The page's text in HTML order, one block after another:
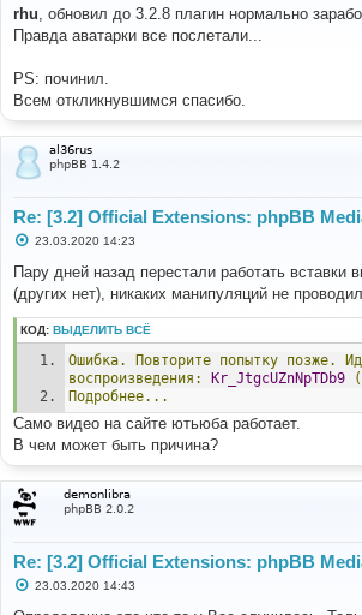
о
б
щ
и
е
rhu , обновил до 3.2.8 плагин нормально
Правда аватарки все послетали...
PS: починил.
Всем откликнувшимся спасибо.
al36rus
phpBB 1.4.2
Re: [3.2] Official Extensions: phpBB
С
о
б
щ
н
и
23.03.2020 14:23
Пару дней назад перестали работать вставки
(других нет), никаких манипуляций не
КОД: ВЫДЕЛИТЬ ВСЁ
Ошибка. Повторите попытку позже.
воспроизведения:
Kr_JtgcUZnNpTDb9
Подробнее...
Само видео на сайте ютьюба работает.
В чем может быть причина?
demonlibra
phpBB 2.0.2
Re: [3.2] Official Extensions: phpBB
С
о
23.03.2020 14:43